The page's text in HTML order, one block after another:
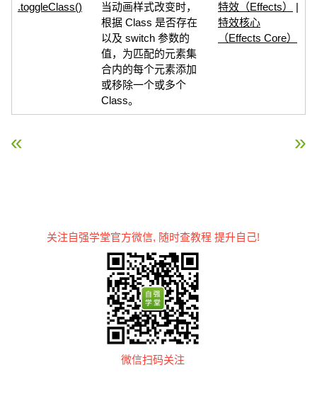
.toggleClass()
当动画样式改变时，
根据 Class 是否存在
以及 switch 参数的
值，为匹配的元素集
合内的每个元素添加
或移除一个或多个
Class。
特效（Effects）
|
特效核心
（Effects Core）
« jQuery UI API 类别 – 交互jQuery UI API 类别 –
关注自强学堂官方微信, 随时查教程 提升自己!
微信扫码关注